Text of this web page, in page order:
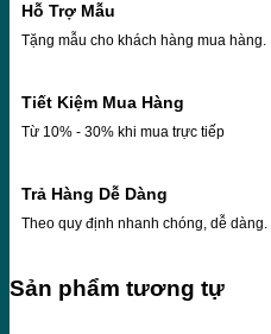
Hỗ Trợ Mẫu
Tặng mẫu cho khách hàng mua hàng.
Tiết Kiệm Mua Hàng
Từ 10% - 30% khi mua trực tiếp
Trả Hàng Dễ Dàng
Theo quy định nhanh chóng, dễ dàng.
Sản phẩm tương tự